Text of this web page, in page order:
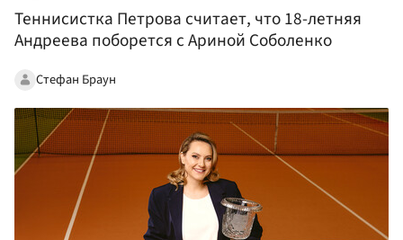
Теннисистка Петрова считает, что 18-летняя
Андреева поборется с Ариной Соболенко
Стефан Браун